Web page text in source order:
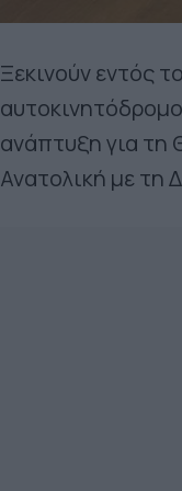
Ξεκινούν εντός
ανάπτυξη για τη
Ανατολική με τη